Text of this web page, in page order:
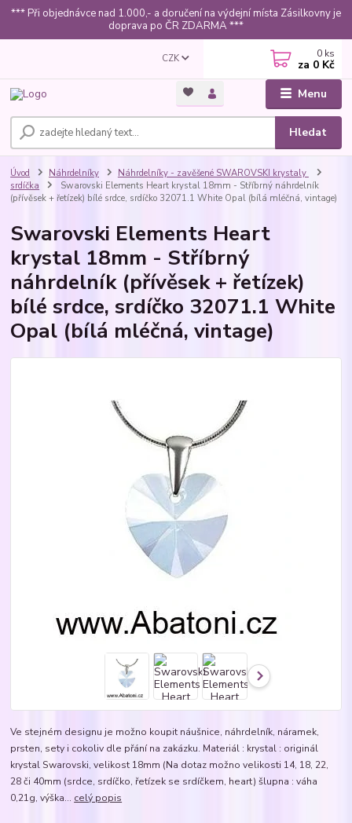
*** Při objednávce nad 1.000,- a doručení na výdejní místa Zásilkovny je
doprava po ČR ZDARMA ***
Menu
CZK
Hledat
0 ks
za 0 Kč
Úvod Náhrdelníky
Náhrdelníky - zavěšené SWAROVSKI krystaly
srdíčka
Swarovski Elements Heart krystal 18mm - Stříbrný náhrdelník
(přívěsek + řetízek) bílé srdce, srdíčko 32071.1 White Opal (bílá mléčná, vintage)
Swarovski Elements Heart
krystal 18mm - Stříbrný
náhrdelník (přívěsek + řetízek)
bílé srdce, srdíčko 32071.1 White
Opal (bílá mléčná, vintage)
Ve stejném designu je možno koupit náušnice, náhrdelník, náramek,
prsten, sety i cokoliv dle přání na zakázku. Materiál : krystal : originál
krystal Swarovski, velikost 18mm (Na dotaz možno velikosti 14, 18, 22,
28 či 40mm (srdce, srdíčko, řetízek se srdíčkem, heart) šlupna : váha
0,21g, výška... celý popis